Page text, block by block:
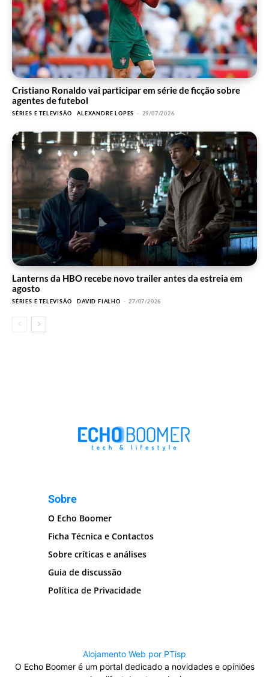
Cristiano Ronaldo vai participar em série de ficção sobre
agentes de futebol
SÉRIES E TELEVISÃO ALEXANDRE LOPES - 29/07/2026
Lanterns da HBO recebe novo trailer antes da estreia em
agosto
SÉRIES E TELEVISÃO DAVID FIALHO - 27/07/2026
Sobre
O Echo Boomer
Ficha Técnica e Contactos
Sobre críticas e análises
Guia de discussão
Política de Privacidade
Alojamento Web por PTisp
O Echo Boomer é um portal dedicado a novidades e opiniões